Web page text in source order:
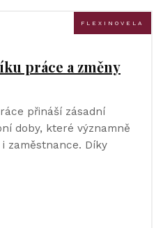
FLEXINOVELA
práce a změny
přináší zásadní
doby, které významně
zaměstnance. Díky